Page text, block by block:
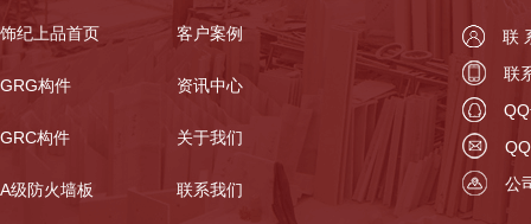
饰纪上品首页
GRG构件
GRC构件
A级防火墙板
客户案例
资讯中心
关于我们
联系我们
联
联
公